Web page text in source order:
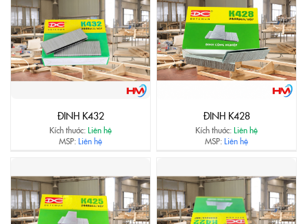
ĐINH K432
Kích thước:Liên hệ
MSP:Liên hệ
ĐINH K428
Kích thước:Liên hệ
MSP:Liên hệ